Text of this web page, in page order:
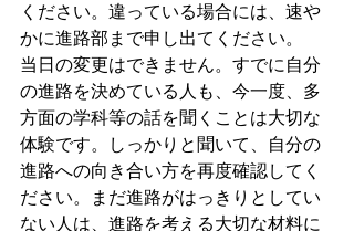
ください。違っている場合には、速や
かに進路部まで申し出てください。
当日の変更はできません。すでに自分
の進路を決めている人も、今一度、多
方面の学科等の話を聞くことは大切な
体験です。しっかりと聞いて、自分の
進路への向き合い方を再度確認してく
ださい。まだ進路がはっきりとしてい
ない人は、進路を考える大切な材料に